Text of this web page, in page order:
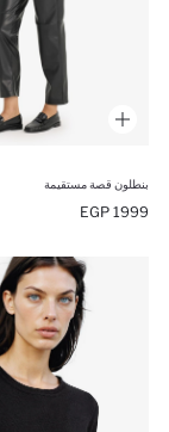
بنطلون قصة مستقيمة
1999 EGP